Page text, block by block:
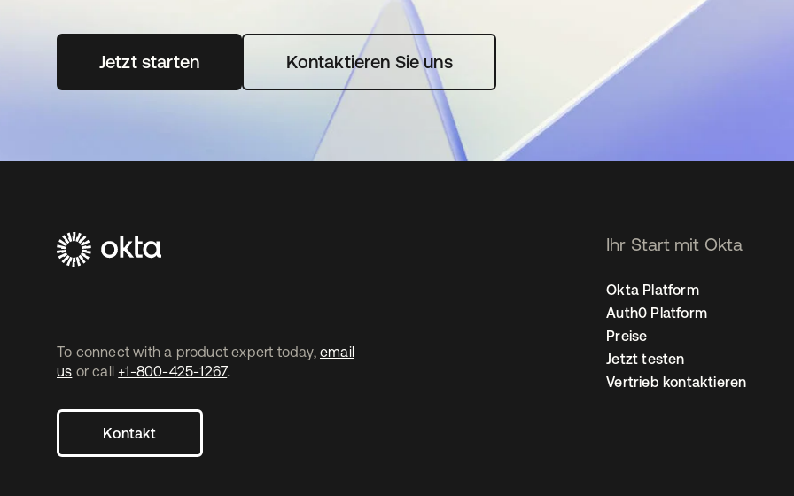
Jetzt startenwird in einer neuen Registerkarte geöffnet
Kontaktieren Sie uns
To connect with a product expert today, email
us or call +1-800-425-1267.
Kontakt
Ihr Start mit Okta
Okta Platform
Auth0 Platform
Preise
Jetzt testen
Vertrieb kontaktieren